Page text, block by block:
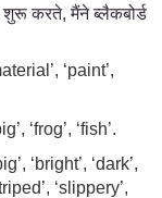
करते, मैंने ब्लैकबोर्ड
‘paint’,
‘frog’, ‘fish’.
‘bright’, ‘dark’,
‘slippery’,